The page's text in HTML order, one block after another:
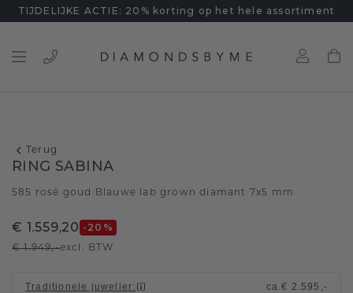
TIJDELIJKE ACTIE: 20% korting op het hele assortiment
Terug
RING SABINA
585 rosé goud Blauwe lab grown diamant 7x5 mm
€ 1.559,20 -20 %
€ 1.949,-excl. BTW
Traditionele juwelier: ca.€ 2.595,-